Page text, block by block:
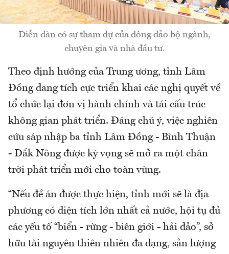
Diễn đàn có sự tham dự của đông đảo bộ ngành,
chuyên gia và nhà đầu tư.
Theo định hướng của Trung ương, tỉnh Lâm
Đồng đang tích cực triển khai các nghị quyết về
tổ chức lại đơn vị hành chính và tái cấu trúc
không gian phát triển. Đáng chú ý, việc nghiên
cứu sáp nhập ba tỉnh Lâm Đồng - Bình Thuận
- Đắk Nông được kỳ vọng sẽ mở ra một chân
trời phát triển mới cho toàn vùng.
“Nếu đề án được thực hiện, tỉnh mới sẽ là địa
phương có diện tích lớn nhất cả nước, hội tụ đủ
các yếu tố “biển - rừng - biên giới - hải đảo”, sở
hữu tài nguyên thiên nhiên đa dạng, sản lượng